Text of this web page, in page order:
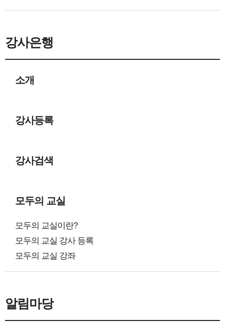
강사은행
소개
강사등록
강사검색
모두의 교실
모두의 교실이란?
모두의 교실 강사 등록
모두의 교실 강좌
알림마당